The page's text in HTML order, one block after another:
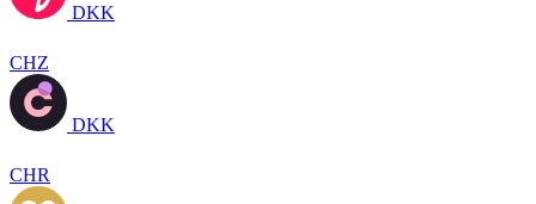
DKK
CHZ
DKK
CHR